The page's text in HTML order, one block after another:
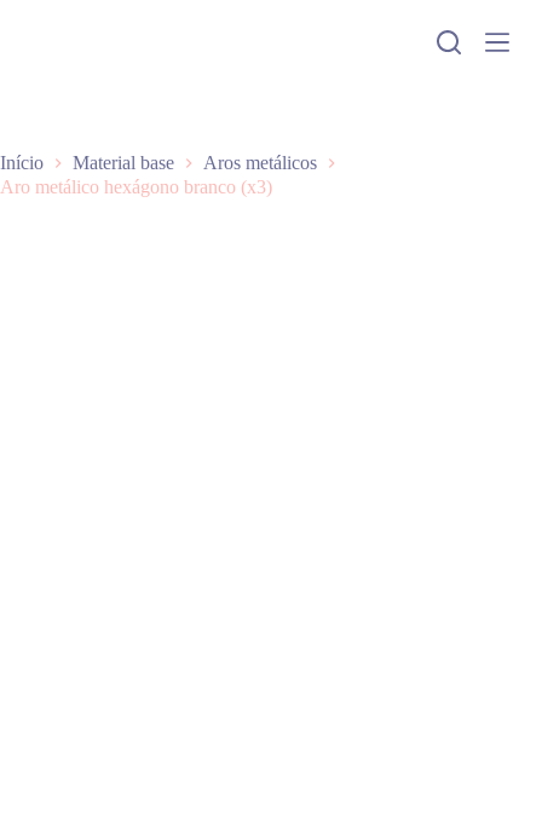
a
r
a
Início Material base
Aros metálicos
Aro metálico hexágono branco (x3)